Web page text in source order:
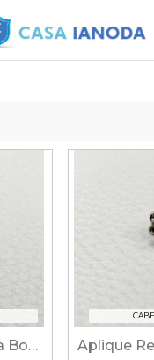
Aplique Remache Estrella Bombre Aplique